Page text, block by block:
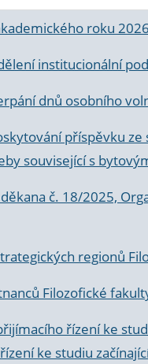
roku
institucionální
dnů osobního
příspěvku
související s
č. 18/2025,
regionů
Filozofické
řízení ke
ke studiu